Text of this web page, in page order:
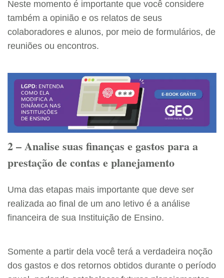
Neste momento é importante que você considere
também a opinião e os relatos de seus
colaboradores e alunos, por meio de formulários, de
reuniões ou encontros.
2 – Analise suas finanças e gastos para a
prestação de contas e planejamento
Uma das etapas mais importante que deve ser
realizada ao final de um ano letivo é a análise
financeira de sua Instituição de Ensino.
Somente a partir dela você terá a verdadeira noção
dos gastos e dos retornos obtidos durante o período